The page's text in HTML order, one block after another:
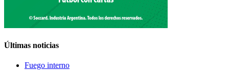
Últimas noticias
Fuego interno